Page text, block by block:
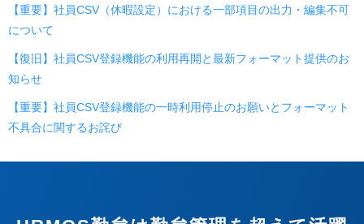
【重要】社員CSV（休暇設定）における一部項目の出力・編集不可
について
【復旧】社員CSV登録機能の利用再開と最新フォーマット提供のお
知らせ
【重要】社員CSV登録機能の一時利用停止のお願いとフォーマット
不具合に関するお詫び